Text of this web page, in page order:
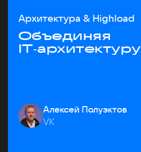
Архитектура & Highload
Объединяя
IT‑архитектуру
Алексей Полуэктов
VK